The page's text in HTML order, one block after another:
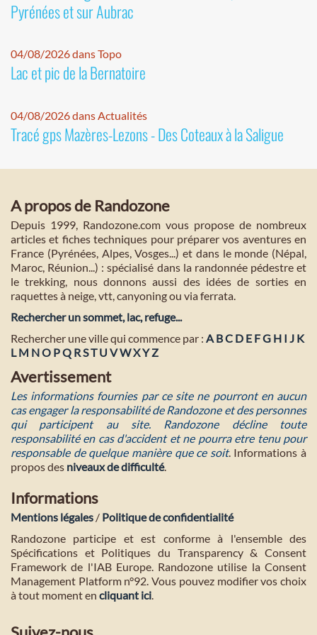
Pyrénées et sur Aubrac
04/08/2026 dans Topo
Lac et pic de la Bernatoire
04/08/2026 dans Actualités
Tracé gps Mazères-Lezons - Des Coteaux à la Saligue
A propos de Randozone
Depuis 1999, Randozone.com vous propose de nombreux
articles et fiches techniques pour préparer vos aventures en
France (Pyrénées, Alpes, Vosges...) et dans le monde (Népal,
Maroc, Réunion...) : spécialisé dans la randonnée pédestre et
le trekking, nous donnons aussi des idées de sorties en
raquettes à neige, vtt, canyoning ou via ferrata.
Rechercher un sommet, lac, refuge...
Rechercher une ville qui commence par : A BC D E FG H I J K
L M NO PQ RST U VWXYZ
Avertissement
Les informations fournies par ce site ne pourront en aucun
cas engager la responsabilité de Randozone et des personnes
qui participent au site. Randozone décline toute
responsabilité en cas d'accident et ne pourra etre tenu pour
responsable de quelque manière que ce soit. Informations à
propos des niveaux de difficulté.
Informations
Mentions légales / Politique de confidentialité
Randozone participe et est conforme à l'ensemble des
Spécifications et Politiques du Transparency & Consent
Framework de l'IAB Europe. Randozone utilise la Consent
Management Platform n°92. Vous pouvez modifier vos choix
à tout moment en cliquant ici.